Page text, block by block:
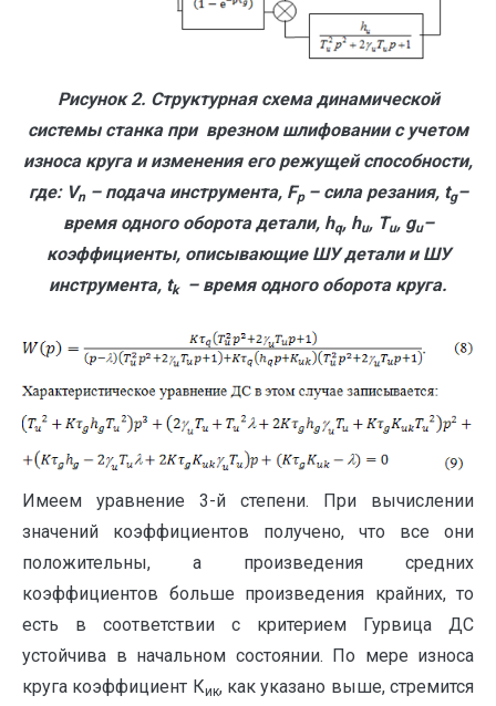
Рисунок 2. Структурная схема динамической
системы станка при врезном шлифовании с учетом
износа круга и изменения его режущей способности,
где: Vn– подача инструмента, Fp – сила резания, tg–
время одного оборота детали, hq, hu, Tu, gu–
коэффициенты, описывающие ШУ детали и ШУ
инструмента, tk– время одного оборота круга.
Имеем уравнение 3-й степени. При вычислении
значений коэффициентов получено, что все они
положительны, а произведения средних
коэффициентов больше произведения крайних, то
есть в соответствии с критерием Гурвица ДС
устойчива в начальном состоянии. По мере износа
круга коэффициент Кик, как указано выше, стремится